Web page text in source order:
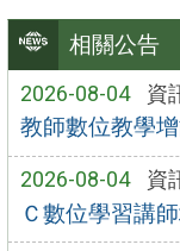
相關公告
2026-08-04 資
教師數位教學
2026-08-04 資
Ｃ數位學習講